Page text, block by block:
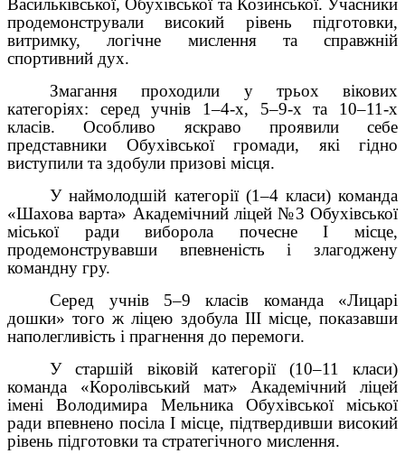
Васильківської, Обухівської та Козинської. Учасники
продемонстрували високий рівень підготовки,
витримку, логічне мислення та справжній
спортивний дух.
Змагання проходили у трьох вікових
категоріях: серед учнів 1–4-х, 5–9-х та 10–11-х
класів. Особливо яскраво проявили себе
представники Обухівської громади, які гідно
виступили та здобули призові місця.
У наймолодшій категорії (1–4 класи) команда
«Шахова варта» Академічний ліцей №3 Обухівської
міської ради виборола почесне І місце,
продемонструвавши впевненість і злагоджену
командну гру.
Серед учнів 5–9 класів команда «Лицарі
дошки» того ж ліцею здобула ІІІ місце, показавши
наполегливість і прагнення до перемоги.
У старшій віковій категорії (10–11 класи)
команда «Королівський мат» Академічний ліцей
імені Володимира Мельника Обухівської міської
ради впевнено посіла І місце, підтвердивши високий
рівень підготовки та стратегічного мислення.